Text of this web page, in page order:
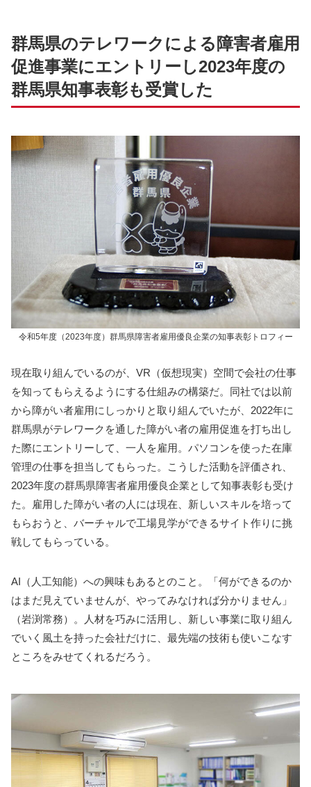
群馬県のテレワークによる障害者雇用
促進事業にエントリーし2023年度の
群馬県知事表彰も受賞した
令和5年度（2023年度）群馬県障害者雇用優良企業の知事表彰トロフィー
現在取り組んでいるのが、VR（仮想現実）空間で会社の仕事
を知ってもらえるようにする仕組みの構築だ。同社では以前
から障がい者雇用にしっかりと取り組んでいたが、2022年に
群馬県がテレワークを通した障がい者の雇用促進を打ち出し
た際にエントリーして、一人を雇用。パソコンを使った在庫
管理の仕事を担当してもらった。こうした活動を評価され、
2023年度の群馬県障害者雇用優良企業として知事表彰も受け
た。雇用した障がい者の人には現在、新しいスキルを培って
もらおうと、バーチャルで工場見学ができるサイト作りに挑
戦してもらっている。
AI（人工知能）への興味もあるとのこと。「何ができるのか
はまだ見えていませんが、やってみなければ分かりません」
（岩渕常務）。人材を巧みに活用し、新しい事業に取り組ん
でいく風土を持った会社だけに、最先端の技術も使いこなす
ところをみせてくれるだろう。